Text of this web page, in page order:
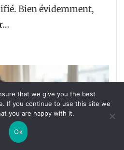
Bien évidemment,
that we give you the best
If you continue to use this site we
you are happy with it.
Ok